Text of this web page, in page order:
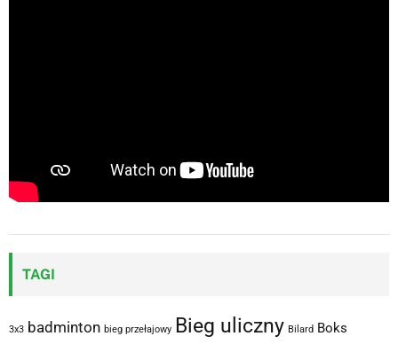
TAGI
3x3 badminton bieg przełajowy Bieg uliczny Bilard Boks